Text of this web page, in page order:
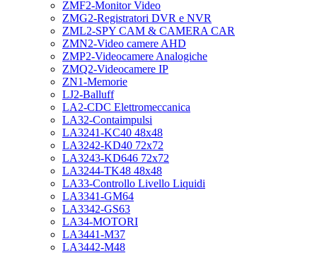
ZMF2-Monitor Video
ZMG2-Registratori DVR e NVR
ZML2-SPY CAM & CAMERA CAR
ZMN2-Video camere AHD
ZMP2-Videocamere Analogiche
ZMQ2-Videocamere IP
ZN1-Memorie
LJ2-Balluff
LA2-CDC Elettromeccanica
LA32-Contaimpulsi
LA3241-KC40 48x48
LA3242-KD40 72x72
LA3243-KD646 72x72
LA3244-TK48 48x48
LA33-Controllo Livello Liquidi
LA3341-GM64
LA3342-GS63
LA34-MOTORI
LA3441-M37
LA3442-M48